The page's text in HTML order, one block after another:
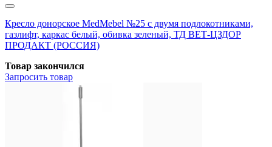
Кресло донорское MedMebel №25 с двумя подлокотниками,
газлифт, каркас белый, обивка зеленый, ТД ВЕТ-ЦЗДОР
ПРОДАКТ (РОССИЯ)
Товар закончился
Запросить товар